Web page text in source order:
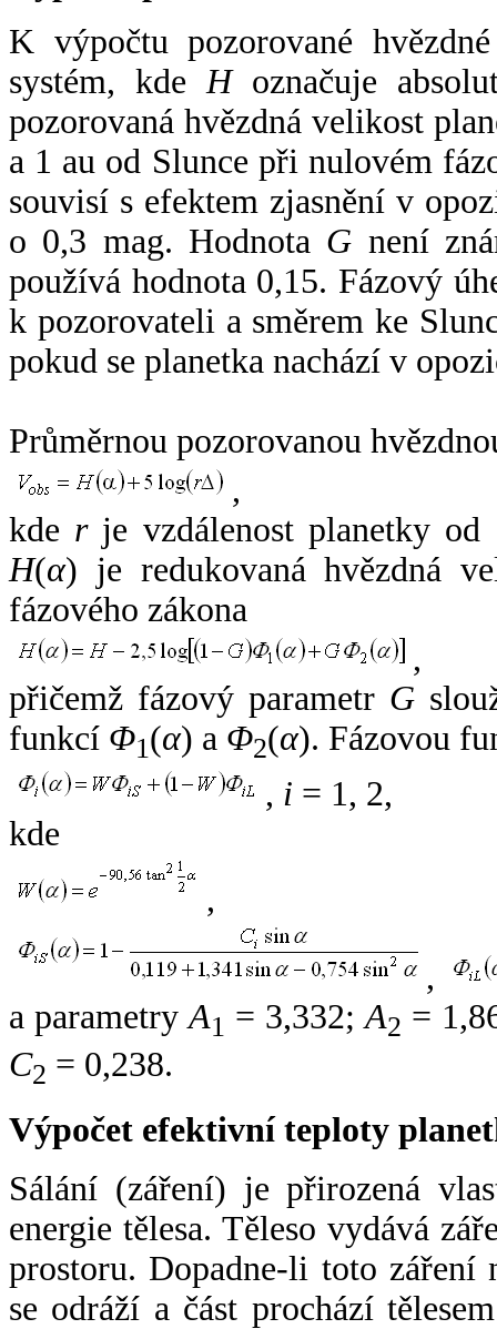
K výpočtu pozorované
systém, kde Hoznačuje
pozorovaná hvězdná velikost
a 1 au od Slunce při nulovém
souvisí s efektem zjasnění v
o 0,3 mag. Hodnota G není
používá hodnota 0,15. Fázový
k pozorovateli a směrem ke
pokud se planetka nachází v
Průměrnou pozorovanou
,
kde rje vzdálenost planetky od
H(α) je redukovaná hvězdná
fázového zákona
,
přičemž fázový parametr G
funkcí Φ1(α) a Φ2(α). Fázovou
, i = 1, 2,
kde
,
,
a parametryA1 = 3,332;A2 =
C2 = 0,238.
Výpočet efektivní teploty
Sálání (záření) je přirozená
energie tělesa. Těleso vydává
prostoru. Dopadne-li toto záření
se odráží a část prochází